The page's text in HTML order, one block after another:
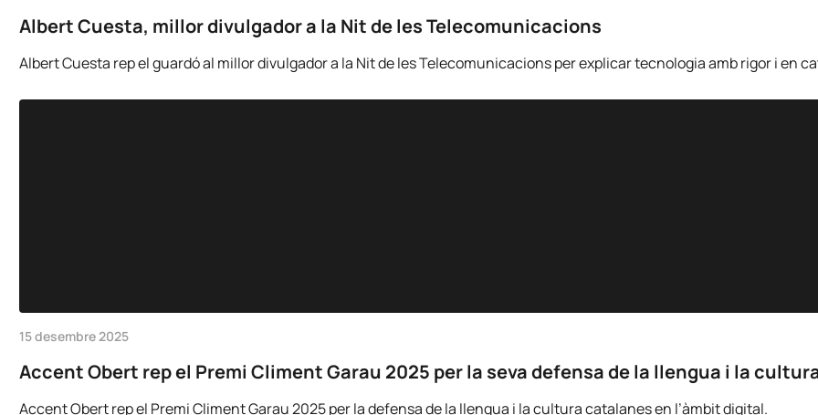
Albert Cuesta, millor divulgador a la Nit de les Telecomunicacions
Albert Cuesta rep el guardó al millor divulgador a la Nit de les Telecomunicacions per explicar tecnologia amb rigor i en
15 desembre 2025
Accent Obert rep el Premi Climent Garau 2025 per la seva defensa de la llengua i la
Accent Obert rep el Premi Climent Garau 2025 per la defensa de la llengua i la cultura catalanes en l’àmbit digital.